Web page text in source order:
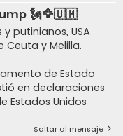
🗽🦅🇺🇲
putinianos, USA
y Melilla.
de Estado
en declaraciones
Estados Unidos
Saltar al mensaje